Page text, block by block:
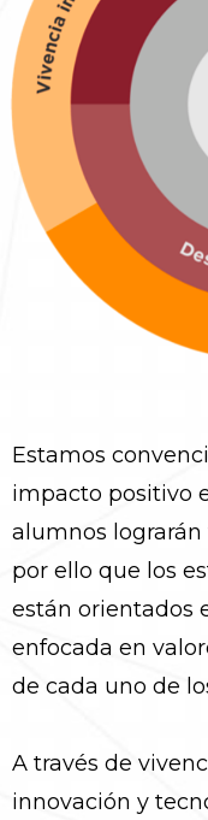
Estamos
impacto positivo
alumnos lograrán
por ello que los
están orientados
enfocada en
de cada uno de
A través de
innovación y